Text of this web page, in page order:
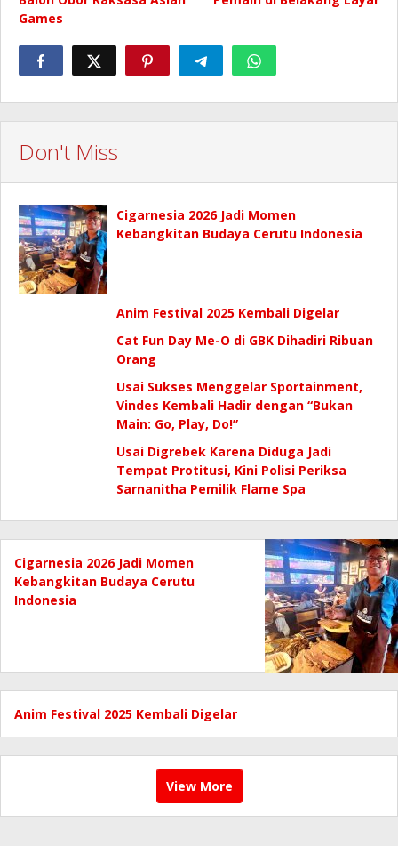
Games
Don't Miss
Cigarnesia 2026 Jadi Momen
Kebangkitan Budaya Cerutu Indonesia
Anim Festival 2025 Kembali Digelar
Cat Fun Day Me-O di GBK Dihadiri Ribuan
Orang
Usai Sukses Menggelar Sportainment,
Vindes Kembali Hadir dengan “Bukan
Main: Go, Play, Do!”
Usai Digrebek Karena Diduga Jadi
Tempat Protitusi, Kini Polisi Periksa
Sarnanitha Pemilik Flame Spa
Cigarnesia 2026 Jadi Momen
Kebangkitan Budaya Cerutu
Indonesia
Anim Festival 2025 Kembali Digelar
View More